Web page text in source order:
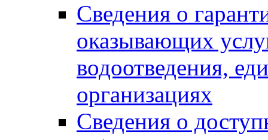
Сведения о
оказывающих
водоотведения,
организациях
Сведения о